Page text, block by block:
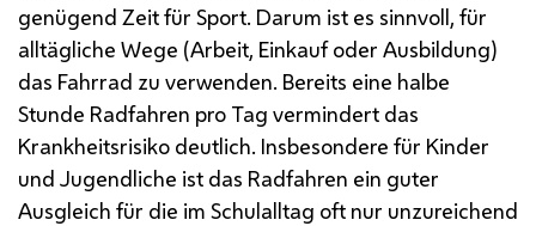
genügend Zeit für Sport. Darum ist es sinnvoll, für
alltägliche Wege (Arbeit, Einkauf oder Ausbildung)
das Fahrrad zu verwenden. Bereits eine halbe
Stunde Radfahren pro Tag vermindert das
Krankheitsrisiko deutlich. Insbesondere für Kinder
und Jugendliche ist das Radfahren ein guter
Ausgleich für die im Schulalltag oft nur unzureichend